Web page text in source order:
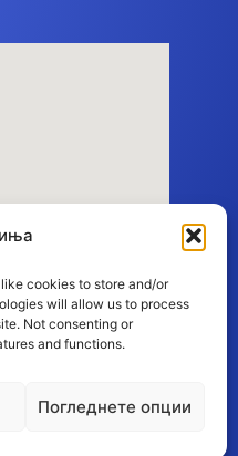
cookies to store and/or
will allow us to process
Not consenting or
and functions.
Погледнете опции